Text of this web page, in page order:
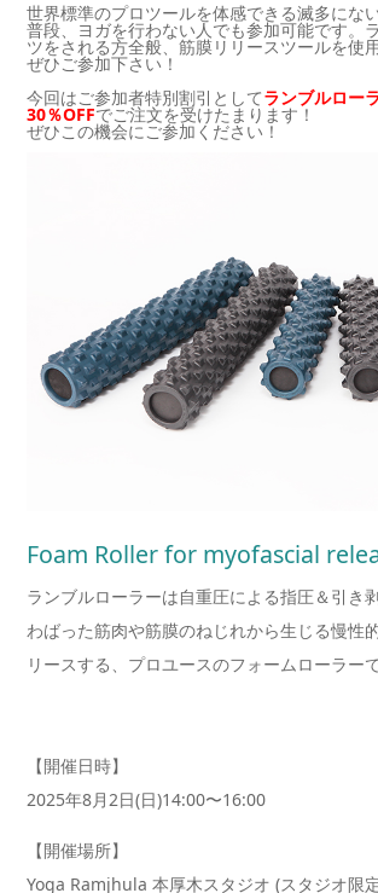
世界標準のプロツールを体感できる滅多にな
普段、ヨガを行わない人でも参加可能です。
ツをされる方全般、筋膜リリースツールを使
ぜひご参加下さい！
今回はご参加者特別割引としてランブルロー
30％OFFでご注文を受けたまります！
ぜひこの機会にご参加ください！
Foam Roller for myofascial
ランブルローラーは自重圧による指圧＆引き
わばった筋肉や筋膜のねじれから生じる慢性
リースする、プロユースのフォームローラーで
【開催日時】
2025年8月2日(日)14:00〜16:00
【開催場所】
Yoga Ramjhula 本厚木スタジオ (スタジオ限定